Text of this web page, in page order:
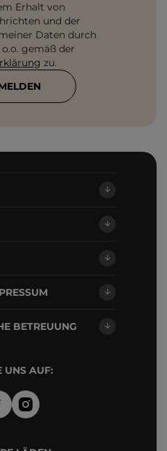
Erhalt von
und der
Daten durch
gemäß der
zu.
BETREUUNG
UNS AUF: